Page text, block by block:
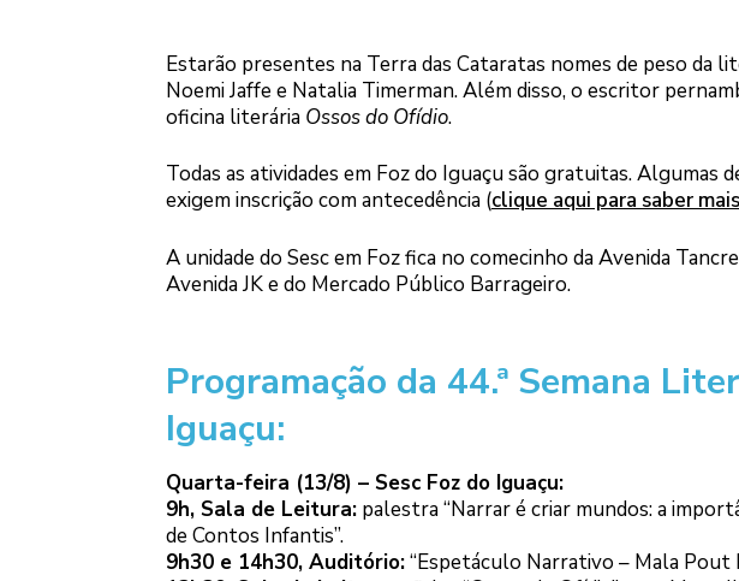
Estarão presentes na Terra das Cataratas nomes de peso da
Noemi Jaffe e Natalia Timerman. Além disso, o escritor
oficina literária Ossos do Ofídio.
Todas as atividades em Foz do Iguaçu são gratuitas. Algumas
exigem inscrição com antecedência (clique aqui para saber mais
A unidade do Sesc em Foz fica no comecinho da Avenida
Avenida JK e do Mercado Público Barrageiro.
Programação da 44.ª Semana
Iguaçu:
Quarta-feira (13/8) – Sesc Foz do Iguaçu:
9h, Sala de Leitura:palestra “Narrar é criar mundos: a
de Contos Infantis”.
9h30 e 14h30, Auditório:“Espetáculo Narrativo – Mala Pout